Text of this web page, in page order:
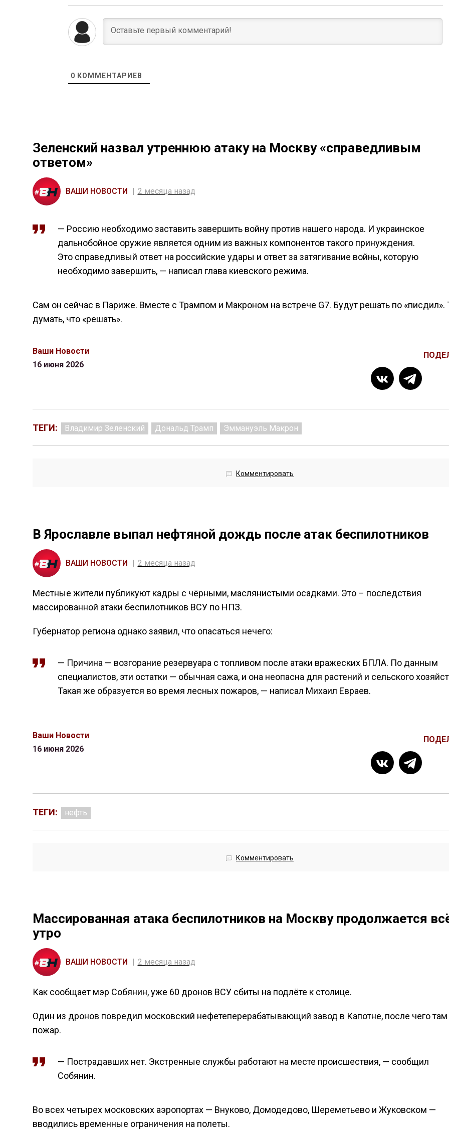
0 КОММЕНТАРИЕВ
Зеленский назвал утреннюю атаку на Москву «справедливым
ответом»
ВАШИ НОВОСТИ 2 месяца назад
— Россию необходимо заставить завершить войну против нашего народа. И украинское
дальнобойное оружие является одним из важных компонентов такого принуждения.
Это справедливый ответ на российские удары и ответ за затягивание войны, которую
необходимо завершить, — написал глава киевского режима.
Сам он сейчас в Париже. Вместе с Трампом и Макроном на встрече G7. Будут решать по «писдил».
думать, что «решать».
Ваши Новости
16 июня 2026
ТЕГИ: Владимир Зеленский Дональд Трамп Эммануэль Макрон
Комментировать
В Ярославле выпал нефтяной дождь после атак беспилотников
ВАШИ НОВОСТИ 2 месяца назад
Местные жители публикуют кадры с чёрными, маслянистыми осадками. Это – последствия
массированной атаки беспилотников ВСУ по НПЗ.
Губернатор региона однако заявил, что опасаться нечего:
— Причина — возгорание резервуара с топливом после атаки вражеских БПЛА. По данным
специалистов, эти остатки — обычная сажа, и она неопасна для растений и сельского
Такая же образуется во время лесных пожаров, — написал Михаил Евраев.
Ваши Новости
16 июня 2026
ТЕГИ: нефть
Комментировать
Массированная атака беспилотников на Москву продолжается
утро
ВАШИ НОВОСТИ 2 месяца назад
Как сообщает мэр Собянин, уже 60 дронов ВСУ сбиты на подлёте к столице.
Один из дронов повредил московский нефетеперерабатывающий завод в Капотне, после чего там
пожар.
— Пострадавших нет. Экстренные службы работают на месте происшествия, — сообщил
Собянин.
Во всех четырех московских аэропортах — Внуково, Домодедово, Шереметьево и Жуковском —
вводились временные ограничения на полеты.